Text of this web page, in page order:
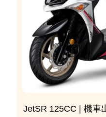
JetSR 125CC | 機車